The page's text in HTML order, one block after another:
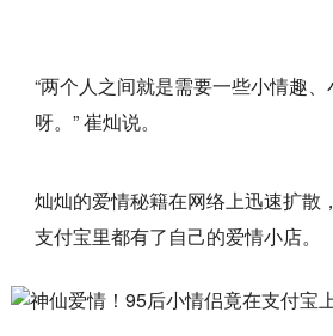
“两个人之间就是需要一些小情趣
呀。” 崔灿说。
灿灿的爱情秘籍在网络上迅速扩散
支付宝里都有了自己的爱情小店。